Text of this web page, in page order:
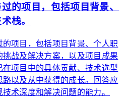
的项目，包括项目背景、
栈。
项目，包括项目背景、个人职
战及解决方案，以及项目成果
项目中的具体贡献、技术选型
以及从中获得的成长。回答应
术深度和解决问题的能力。